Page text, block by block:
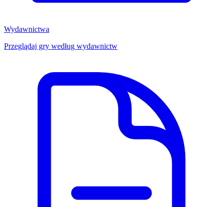
Wydawnictwa
Przeglądaj gry według wydawnictw